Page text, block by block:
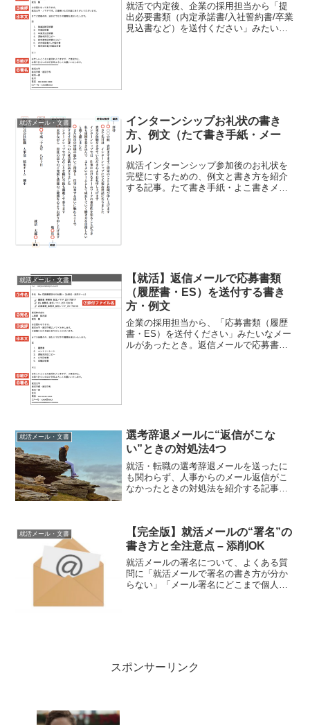
就活で内定後、企業の採用担当から「提
出必要書類（内定承諾書/入社誓約書/卒業
見込書など）を送付ください」みたいな
就活メール・文書
インターンシップお礼状の書き
方、例文（たて書き手紙・メー
ル）
就活インターンシップ参加後のお礼状を
完璧にするための、例文と書き方を紹介
する記事。たて書き手紙・よこ書きメー
就活メール・文書
【就活】返信メールで応募書類
（履歴書・ES）を送付する書き
方・例文
企業の採用担当から、「応募書類（履歴
書・ES）を送付ください」みたいなメー
ルがあったとき。返信メールで応募書類
就活メール・文書
選考辞退メールに“返信がこな
い”ときの対処法4つ
就活・転職の選考辞退メールを送ったに
も関わらず、人事からのメール返信がこ
なかったときの対処法を紹介する記事。
もっとも早いやり方...
就活メール・文書
【完全版】就活メールの“署名”の
書き方と全注意点 – 添削OK
就活メールの署名について、よくある質
問に「就活メールで署名の書き方が分か
らない」「メール署名にどこまで個人情
スポンサーリンク